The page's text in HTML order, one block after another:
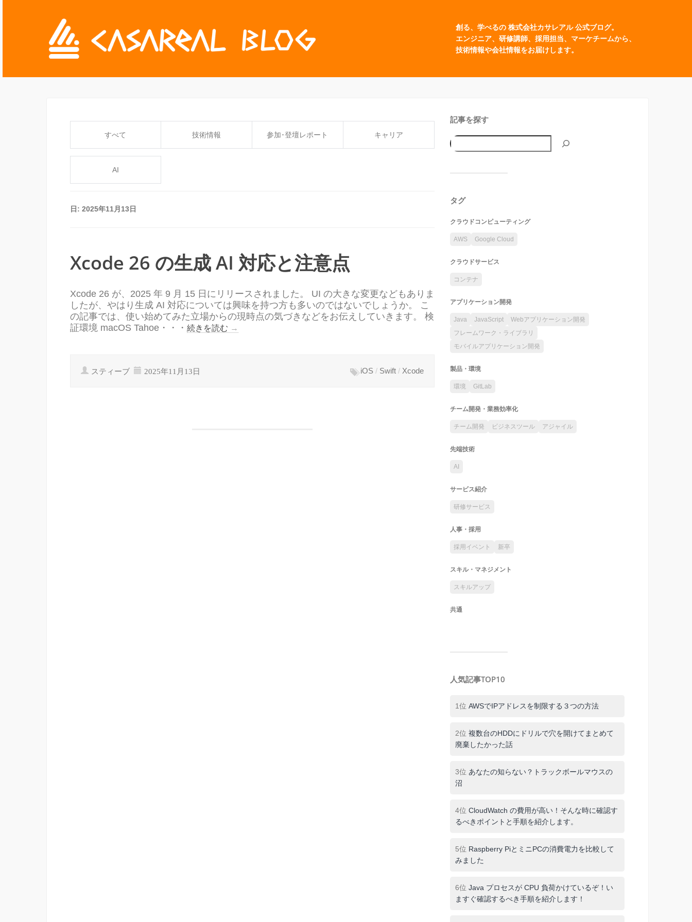
創る、学べるの 株式会社カサレアル 公式ブログ。
エンジニア、研修講師、採用担当、マーケチームから、
技術情報や会社情報をお届けします。
すべて 技術情報 参加･登壇レポート キャリア
AI
日: 2025年11月13日
Xcode 26 の生成 AI 対応と注意点
Xcode 26 が、2025 年 9 月 15 日にリリースされました。 UI の大きな変更などもありま
したが、やはり生成 AI 対応については興味を持つ方も多いのではないでしょうか。 こ
の記事では、使い始めてみた立場からの現時点の気づきなどをお伝えしていきます。 検
証環境 macOS Tahoe・・・ 続きを読む →
スティーブ 2025年11月13日 iOS / Swift / Xcode
記事を探す
タグ
クラウドコンピューティング
AWS Google Cloud
クラウドサービス
コンテナ
アプリケーション開発
Java JavaScript
Webアプリケーション開発
フレームワーク・ライブラリ
モバイルアプリケーション開発
製品・環境
環境 GitLab
チーム開発・業務効率化
チーム開発 ビジネスツール アジャイル
先端技術
AI
サービス紹介
研修サービス
人事・採用
採用イベント 新卒
スキル・マネジメント
スキルアップ
共通
人気記事TOP10
1位AWSでIPアドレスを制限する３つの方法
2位複数台のHDDにドリルで穴を開けてまとめて
廃棄したかった話
3位 あなたの知らない？トラックボールマウスの
沼
4位CloudWatch の費用が高い！そんな時に確認す
るべきポイントと手順を紹介します。
5位 Raspberry PiとミニPCの消費電力を比較して
みました
6位Java プロセスが CPU 負荷かけているぞ！い
ますぐ確認するべき手順を紹介します！